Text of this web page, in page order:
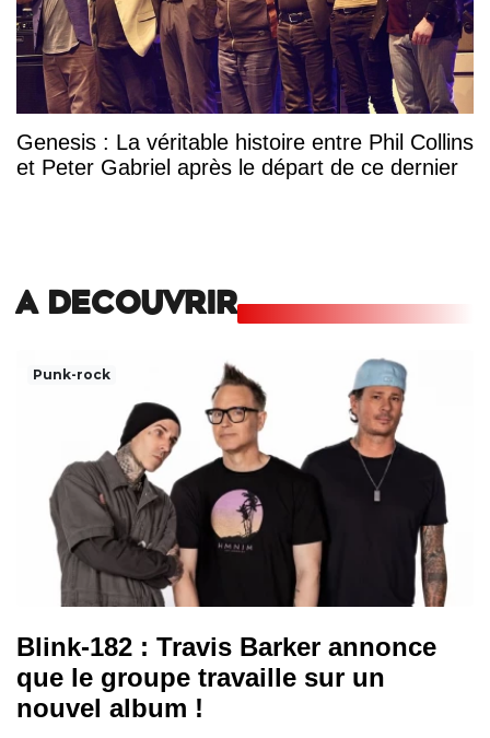
Genesis : La véritable histoire entre Phil Collins
et Peter Gabriel après le départ de ce dernier
A DECOUVRIR
Punk-rock
Blink-182 : Travis Barker annonce
que le groupe travaille sur un
nouvel album !